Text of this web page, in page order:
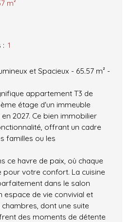
m²
: 1
et Spacieux - 65.57 m² -
appartement T3 de
étage d'un immeuble
2027. Ce bien immobilier
offrant un cadre
familles ou les
ce havre de paix, où chaque
pour votre confort. La cuisine
dans le salon
espace de vie convivial et
chambres, dont une suite
des moments de détente